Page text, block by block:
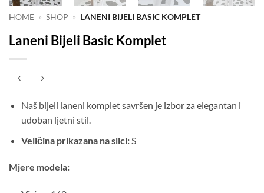
HOME » SHOP » LANENI BIJELI BASIC KOMPLET
Laneni Bijeli Basic Komplet
Naš bijeli laneni komplet savršen je izbor za elegantan i
udoban ljetni stil.
Veličina prikazana na slici:S
Mjere modela: